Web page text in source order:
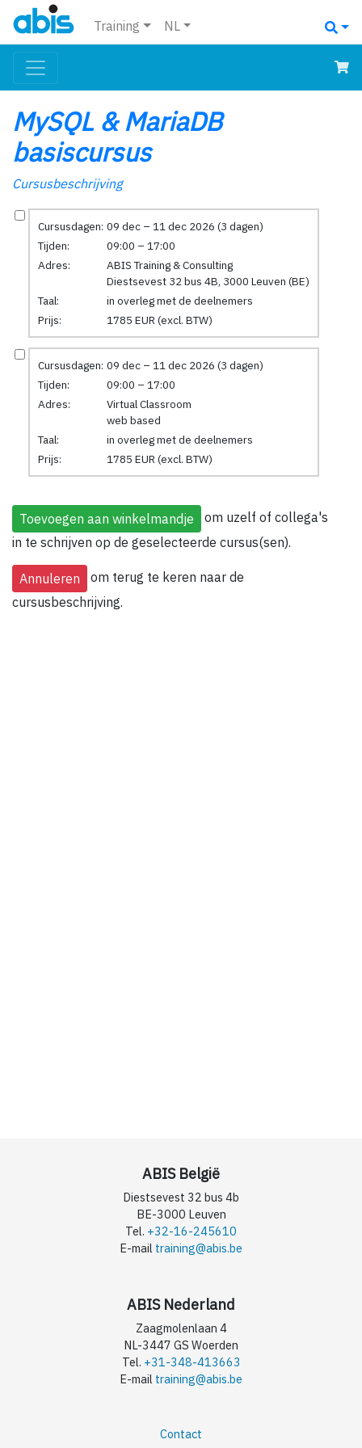
Training NL
MySQL & MariaDB
basiscursus
Cursusbeschrijving
Cursusdagen: 09 dec – 11 dec 2026 (3 dagen)
Tijden:
09:00 – 17:00
Adres:
ABIS Training & Consulting
Diestsevest 32 bus 4B, 3000 Leuven (BE)
Taal:
in overleg met de deelnemers
Prijs:
1785 EUR (excl. BTW)
Cursusdagen: 09 dec – 11 dec 2026 (3 dagen)
Tijden:
09:00 – 17:00
Adres:
Virtual Classroom
web based
Taal:
in overleg met de deelnemers
Prijs:
1785 EUR (excl. BTW)
om uzelf of collega's
in te schrijven op de geselecteerde cursus(sen).
om terug te keren naar de
cursusbeschrijving.
ABIS België
Diestsevest 32 bus 4b
BE-3000 Leuven
Tel. +32-16-245610
E-mail training@abis.be
ABIS Nederland
Zaagmolenlaan 4
NL-3447 GS Woerden
Tel. +31-348-413663
E-mail training@abis.be
Contact